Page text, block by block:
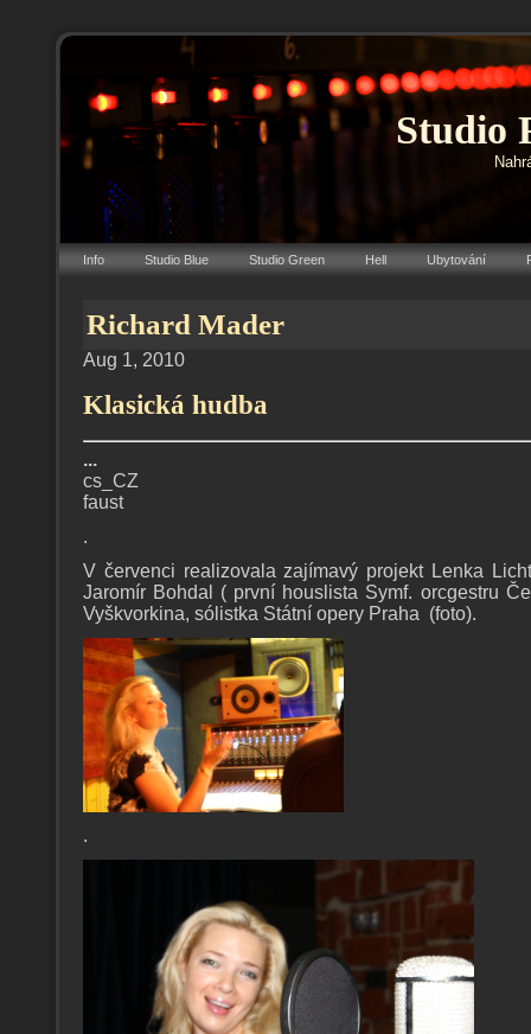
Studio
Info Studio Blue Studio Green Hell Ubytování
Richard Mader
Aug 1, 2010
Klasická hudba
...
cs_CZ
faust
.
V červenci realizovala zajímavý projekt Lenka
Jaromír Bohdal ( první houslista Symf. orcgestru
Vyškvorkina, sólistka Státní opery Praha (foto).
.